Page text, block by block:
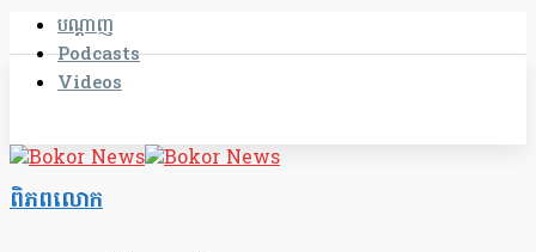
បណ្តាញ
Podcasts
Videos
ពិភពលោក